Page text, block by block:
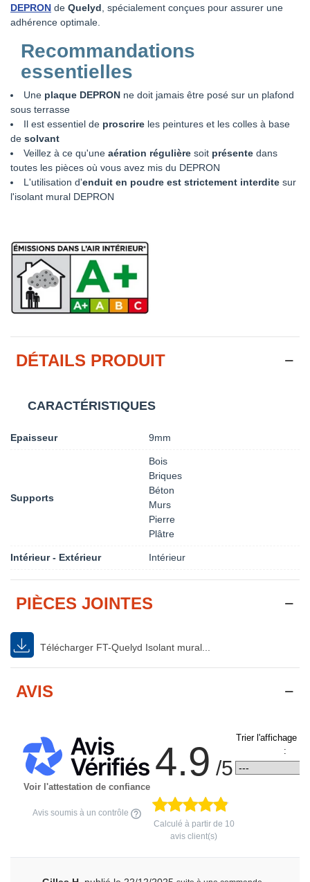
DEPRON de Quelyd , spécialement conçues pour assurer une
adhérence optimale.
Recommandations
essentielles
Une plaque DEPRON ne doit jamais être posé sur un plafond
sous terrasse
Il est essentiel de proscrire les peintures et les colles à base
de solvant
Veillez à ce qu'une aération régulière soit présente dans
toutes les pièces où vous avez mis du DEPRON
L'utilisation d'enduit en poudre est strictement interdite sur
l'isolant mural DEPRON
DÉTAILS PRODUIT
CARACTÉRISTIQUES
Epaisseur 9mm
Supports
Bois
Briques
Béton
Murs
Pierre
Plâtre
Intérieur - Extérieur Intérieur
PIÈCES JOINTES
Télécharger FT-Quelyd Isolant mural...
AVIS
Voir l'attestation de confiance
Avis soumis à un contrôle
4.9 /5
Calculé à partir de 10
avis client(s)
Trier l'affichage
: